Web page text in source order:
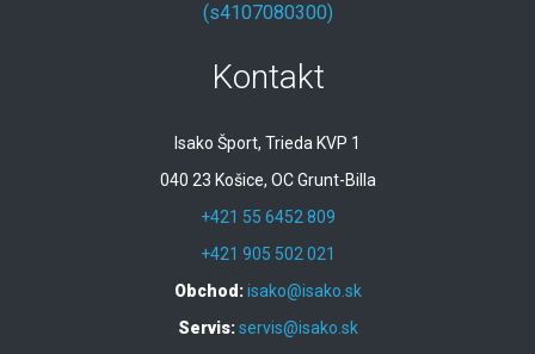
(s4107080300)
Kontakt
Isako Šport, Trieda KVP 1
040 23 Košice, OC Grunt-Billa
+421 55 6452 809
+421 905 502 021
Obchod:isako@isako.sk
Servis:servis@isako.sk